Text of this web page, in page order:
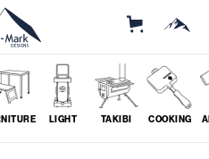
STORE
MOUNTAIN
LIGHT TAKIBI COOKING